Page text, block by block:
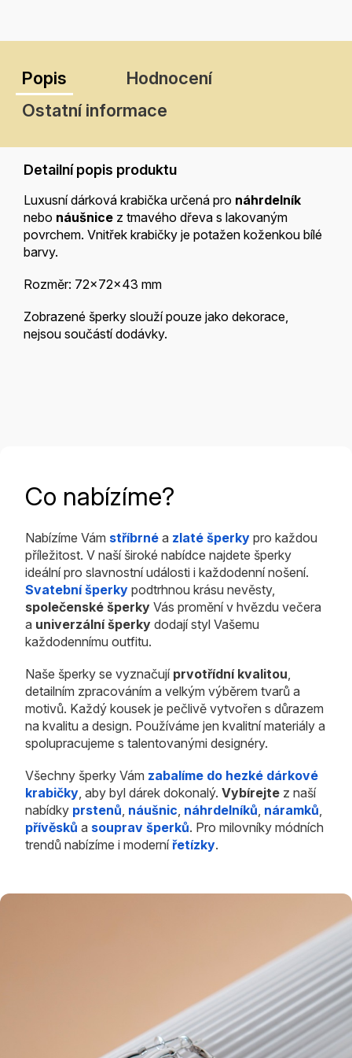
Popis
Hodnocení
Ostatní informace
Detailní popis produktu
Luxusní dárková krabička určená pro náhrdelník
nebo náušnice z tmavého dřeva s lakovaným
povrchem. Vnitřek krabičky je potažen koženkou bílé
barvy.
Rozměr: 72x72x43 mm
Zobrazené šperky slouží pouze jako dekorace,
nejsou součástí dodávky.
Co nabízíme?
Nabízíme Vám stříbrné a zlaté šperky pro každou
příležitost. V naší široké nabídce najdete šperky
ideální pro slavnostní události i každodenní nošení.
Svatební šperky podtrhnou krásu nevěsty,
společenské šperky Vás promění v hvězdu večera
a univerzální šperky dodají styl Vašemu
každodennímu outfitu.
Naše šperky se vyznačují prvotřídní kvalitou
detailním zpracováním a velkým výběrem tvarů a
motivů. Každý kousek je pečlivě vytvořen s důrazem
na kvalitu a design. Používáme jen kvalitní materiály a
spolupracujeme s talentovanými designéry.
Všechny šperky Vám zabalíme do hezké dárkové
krabičky , aby byl dárek dokonalý. Vybírejte z naší
nabídky prstenů náušnic náhrdelníků náramků
přívěsků a souprav šperků. Pro milovníky módních
trendů nabízíme i modernířetízky.